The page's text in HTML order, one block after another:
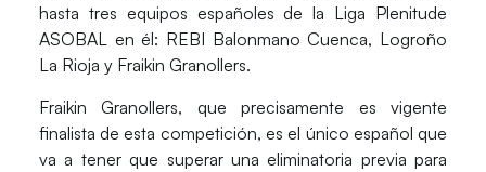
hasta tres equipos españoles de la Liga Plenitude
ASOBAL en él: REBI Balonmano Cuenca, Logroño
La Rioja y Fraikin Granollers.
Fraikin Granollers, que precisamente es vigente
finalista de esta competición, es el único español que
va a tener que superar una eliminatoria previa para